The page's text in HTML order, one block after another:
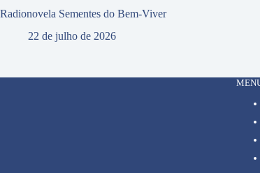
Radionovela Sementes do Bem-Viver
22 de julho de 2026